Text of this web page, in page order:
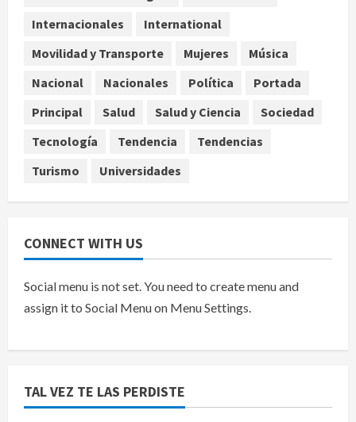
4 agosto 8, 2026
Rolex al equipo de Junior H en el
AICM
Internacionales
International
Movilidad y Transporte
Mujeres
Música
Nacional
Nacionales Política
Portada
Principal
Salud Salud y Ciencia
Sociedad
Tecnología
Tendencia
Tendencias
Turismo
Universidades
CONNECT WITH US
Social menu is not set. You need to create menu and
assign it to Social Menu on Menu Settings.
TAL VEZ TE LAS PERDISTE